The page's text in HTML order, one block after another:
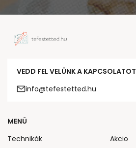
VEDD FEL VELÜNK A KAPCSOLATOT
info@tefestetted.hu
MENÜ
Technikák
Akcio